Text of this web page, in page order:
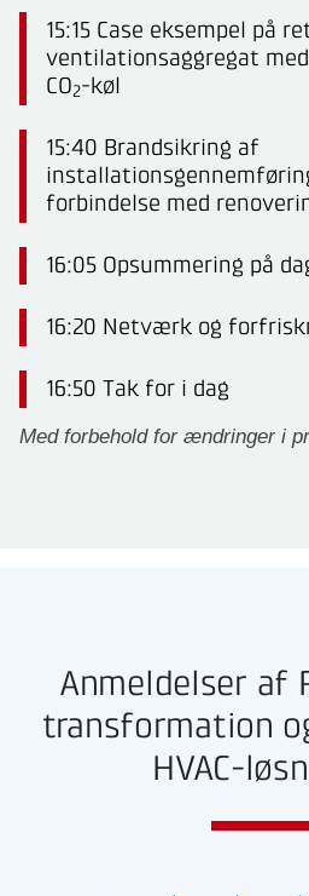
15:15 Case eksempel på
ventilationsaggregat
CO2-køl
15:40 Brandsikring af
forbindelse med
16:05 Opsummering på
16:20 Netværk og
16:50 Tak for i dag
Med forbehold for ændringer i
Anmeldelser af
transformation
HVAC-